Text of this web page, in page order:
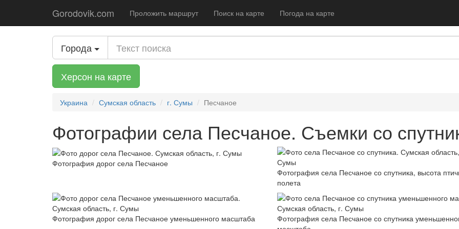
Gorodovik.com Проложить маршрут Поиск на карте Погода на карте
Города
Херсон на карте
Украина Сумская область г. Сумы Песчаное
Фотографии села Песчаное. Съемки со
Фотография дорог села Песчаное
Фотография села Песчаное со спутника, высота
полета
Фотография дорог села Песчаное уменьшенного масштаба
Фотография села Песчаное со спутника